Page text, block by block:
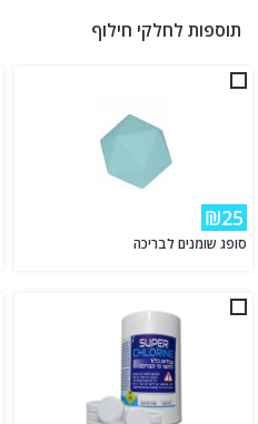
תוספות לחלקי חילוף
₪25
סופג שומנים לבריכה